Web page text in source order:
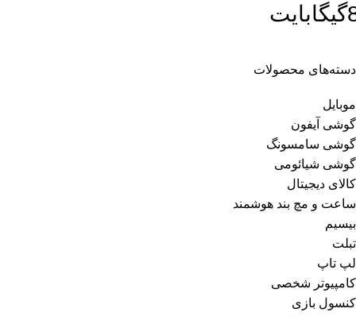
دسته‌های محصولات
موبایل
گوشی آیفون
گوشی سامسونگ
گوشی شیائومی
کالای دیجیتال
ساعت و مچ بند هوشمند
بیسیم
تبلت
لپ تاپ
کامپیوتر شخصی
کنسول بازی